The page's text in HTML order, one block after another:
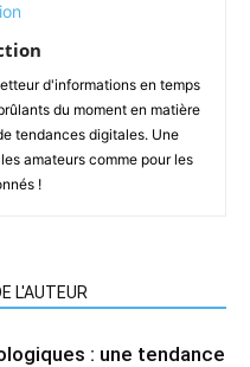
d'informations en temps
du moment en matière
tendances digitales. Une
amateurs comme pour les
!
L'AUTEUR
: une tendance